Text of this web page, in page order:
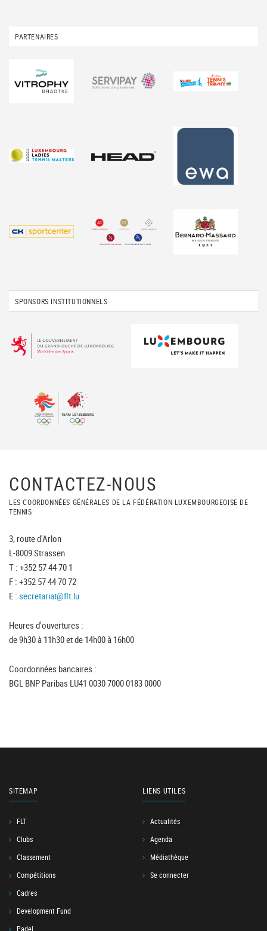
PARTENAIRES
SPONSORS INSTITUTIONNELS
CONTACTEZ-NOUS
LES COORDONNÉES GÉNÉRALES DE LA FÉDÉRATION LUXEMBOURGEOISE DE
TENNIS
3, route d'Arlon
L-8009 Strassen
T : +352 57 44 70 1
F : +352 57 44 70 72
E : secretariat@flt.lu
Heures d'ouvertures :
de 9h30 à 11h30 et de 14h00 à 16h00
Coordonnées bancaires :
BGL BNP Paribas LU41 0030 7000 0183 0000
SITEMAP
FLT
Clubs
Classement
Compétitions
Cadres
Development Fund
Padel
LIENS UTILES
Actualités
Agenda
Médiathèque
Se connecter